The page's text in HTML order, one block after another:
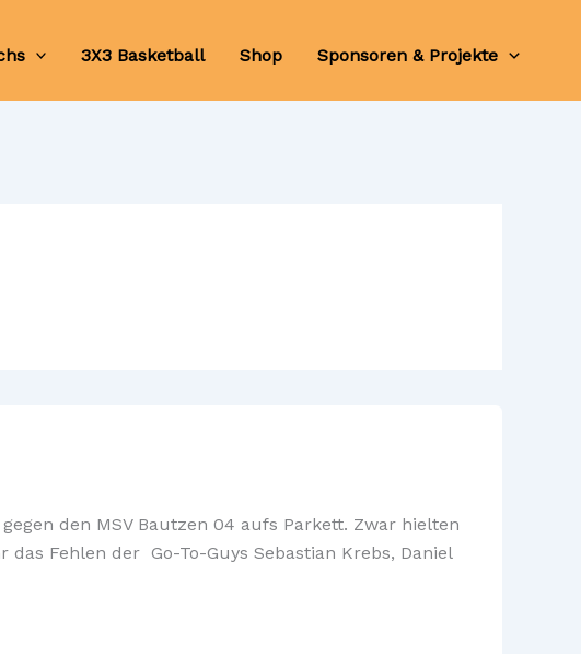
3X3 Basketball Shop Sponsoren & Projekte
den MSV Bautzen 04 aufs Parkett. Zwar hielten
Fehlen der Go-To-Guys Sebastian Krebs, Daniel